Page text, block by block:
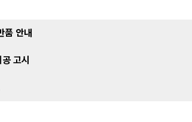
품 안내
고시